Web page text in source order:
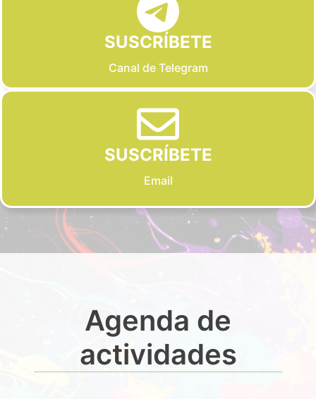
SUSCRÍBETE
Canal de Telegram
SUSCRÍBETE
Email
Agenda de
actividades